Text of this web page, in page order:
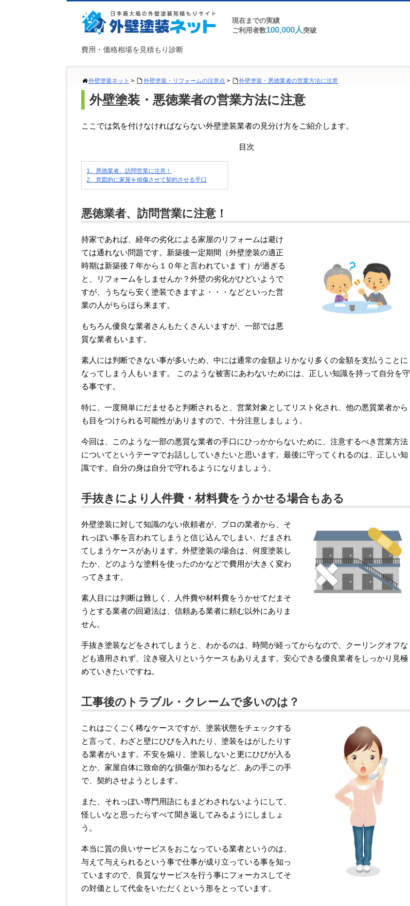
費用・価格相場を見積もり診断
現在までの実績
ご利用者数100,000人突破
外壁塗装ネット > 外壁塗装・リフォームの注意点 > 外壁塗装・悪徳業者の営業方法に注意
外壁塗装・悪徳業者の営業方法に注意
ここでは気を付けなければならない外壁塗装業者の見分け方をご紹介します。
目次
1、悪徳業者、訪問営業に注意！
2、意図的に家屋を損傷させて契約させる手口
悪徳業者、訪問営業に注意！
持家であれば、経年の劣化による家屋のリフォームは避け
ては通れない問題です。新築後一定期間（外壁塗装の適正
時期は新築後７年から１０年と言われていま す）が過ぎる
と、リフォームをしませんか？外壁の劣化がひどいようで
すが、うちなら安く塗装できますよ・・・などといった営
業の人がちらほら来ます。
もちろん優良な業者さんもたくさんいますが、一部では悪
質な業者もいます。
素人には判断できない事が多いため、中には通常の金額よりかなり多くの金額を支払うことに
なってしまう人もいます。 このような被害にあわないためには、正しい知識を持って自分を守
る事です。
特に、一度簡単にだませると判断されると、営業対象としてリスト化され、他の悪質業者から
も目をつけられる可能性がありますので、十分注意しましょう。
今回は、このような一部の悪質な業者の手口にひっかからないために、注意するべき営業方法
についてというテーマでお話ししていきたいと思います。最後に守ってくれるのは、正しい知
識です。自分の身は自分で守れるようになりましょう。
手抜きにより人件費・材料費をうかせる場合もある
外壁塗装に対して知識のない依頼者が、プロの業者から、そ
れっぽい事を言われてしまうと信じ込んでしまい、だまされ
てしまうケースがあります。外壁塗装の場合は、何度塗装し
たか、どのような塗料を使ったのかなどで費用が大きく変わ
ってきます。
素人目には判断は難しく、人件費や材料費をうかせてだまそ
うとする業者の回避法は、信頼ある業者に頼む以外にありま
せん。
手抜き塗装などをされてしまうと、わかるのは、時間が経ってからなので、クーリングオフな
ども適用されず、泣き寝入りというケースもありえます。安心できる優良業者をしっかり見極
めていきたいですね。
工事後のトラブル・クレームで多いのは？
これはごくごく稀なケースですが、塗装状態をチェックする
と言って、わざと壁にひびを入れたり、塗装をはがしたりす
る業者がいます。不安を煽り、塗装しないと更にひびが入る
とか、家屋自体に致命的な損傷が加わるなど、あの手この手
で、契約させようとします。
また、それっぽい専門用語にもまどわされないようにして、
怪しいなと思ったらすべて聞き返してみるようにしましょ
う。
本当に質の良いサービスをおこなっている業者というのは、
与えて与えられるという事で仕事が成り立っている事を知っ
ていますので、良質なサービスを行う事にフォーカスしてそ
の対価として代金をいただくという形をとっています。